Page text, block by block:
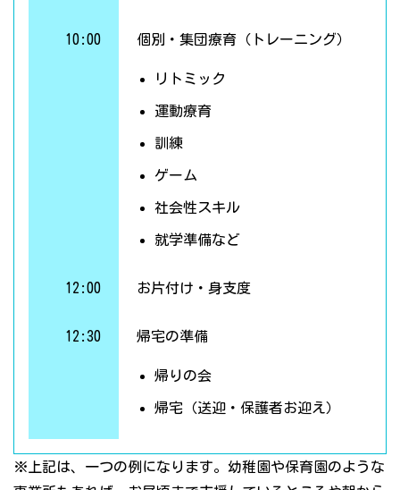
10:00 個別・集団療育（トレーニング）
リトミック
運動療育
訓練
ゲーム
社会性スキル
就学準備など
12:00 お片付け・身支度
12:30 帰宅の準備
帰りの会
帰宅（送迎・保護者お迎え）
※上記は、一つの例になります。幼稚園や保育園のような